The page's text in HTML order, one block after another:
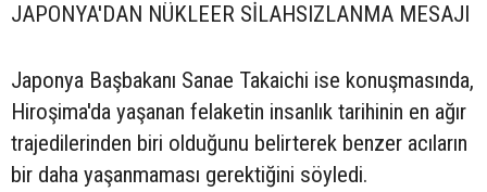
JAPONYA'DAN NÜKLEER SİLAHSIZLANMA MESAJI
Japonya Başbakanı Sanae Takaichi ise konuşmasında,
Hiroşima'da yaşanan felaketin insanlık tarihinin en ağır
trajedilerinden biri olduğunu belirterek benzer acıların
bir daha yaşanmaması gerektiğini söyledi.